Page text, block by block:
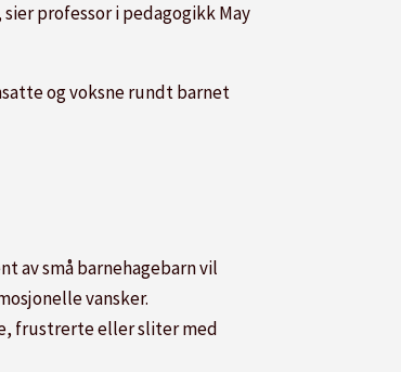
professor i pedagogikk May
og voksne rundt barnet
av små barnehagebarn vil
vansker.
frustrerte eller sliter med